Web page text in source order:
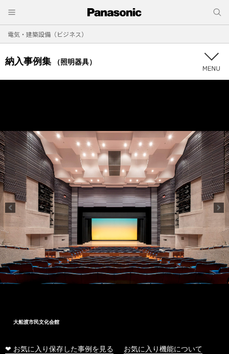
電気・建築設備（ビジネス）
納入事例集 （照明器具）
大船渡市民文化会館
❤ お気に入り保存した事例を見る お気に入り機能について